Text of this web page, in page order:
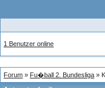
1 Benutzer online
Forum » Fu�ball 2. Bundesliga »